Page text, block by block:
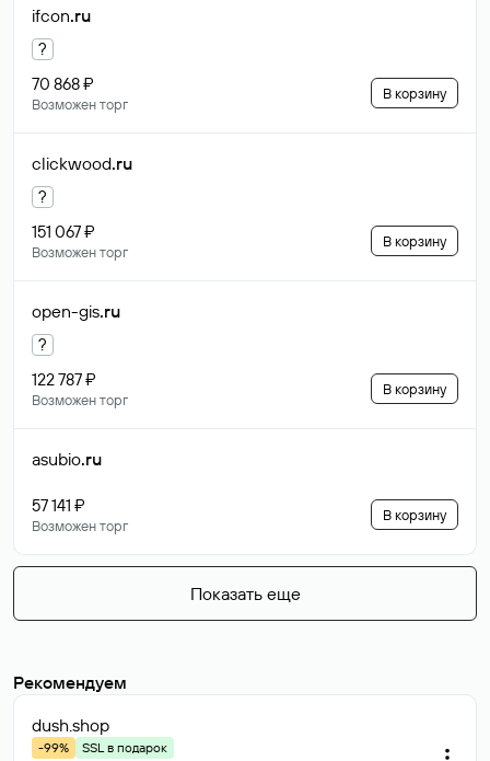
ifcon.ru
?
70 868 ₽
Возможен торг
В корзину
clickwood.ru
?
151 067 ₽
Возможен торг
В корзину
open-gis.ru
?
122 787 ₽
Возможен торг
В корзину
asubio.ru
57 141 ₽
Возможен торг
В корзину
Показать еще
Рекомендуем
dush.shop
-99%
SSL в подарок